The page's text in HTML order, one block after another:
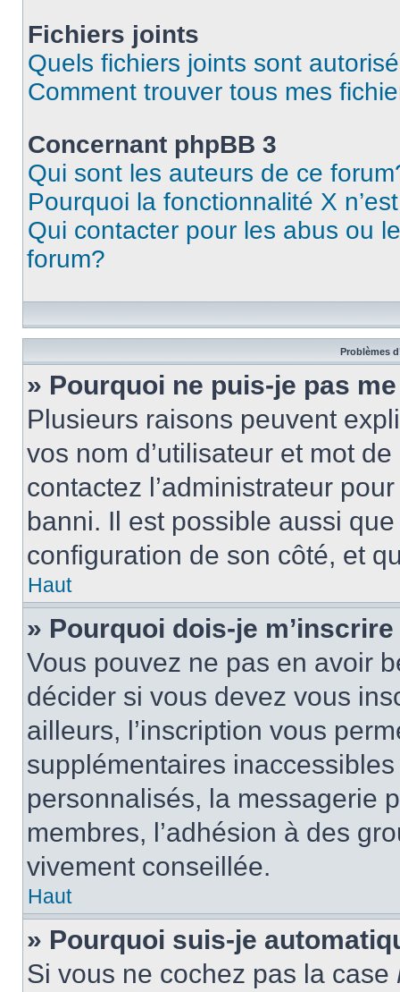
Fichiers joints
Quels fichiers joints sont
Comment trouver tous mes
Concernant phpBB 3
Qui sont les auteurs de ce
Pourquoi la fonctionnalité X
Qui contacter pour les abus ou
forum?
Problèmes
» Pourquoi ne puis-je pas
Plusieurs raisons peuvent
vos nom d’utilisateur et mot
contactez l’administrateur
banni. Il est possible aussi
configuration de son côté, et
Haut
» Pourquoi dois-je
Vous pouvez ne pas en avoir
décider si vous devez vous
ailleurs, l’inscription vous
supplémentaires
personnalisés, la messagerie
membres, l’adhésion à des
vivement conseillée.
Haut
» Pourquoi suis-je
Si vous ne cochez pas la case